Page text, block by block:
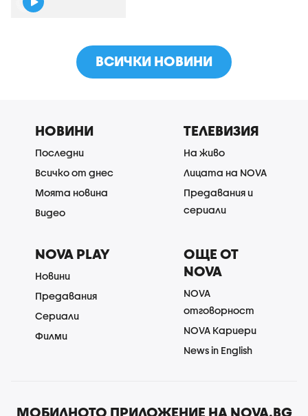
ВСИЧКИ НОВИНИ
НОВИНИ
Последни
Всичко от днес
Моята новина
Видео
ТЕЛЕВИЗИЯ
На живо
Лицата на NOVA
Предавания и
сериали
NOVA PLAY
Новини
Предавания
Сериали
Филми
ОЩЕ ОТ
NOVA
NOVA
отговорност
NOVA Кариери
News in English
МОБИЛНОТО ПРИЛОЖЕНИЕ НА NOVA.BG